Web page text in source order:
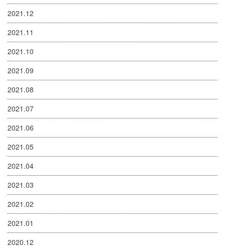
2021.12
2021.11
2021.10
2021.09
2021.08
2021.07
2021.06
2021.05
2021.04
2021.03
2021.02
2021.01
2020.12